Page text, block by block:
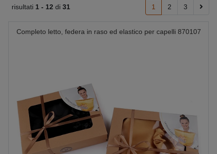
risultati 1 - 12 di 31 1 2 3
Completo letto, federa in raso ed elastico per capelli 870107